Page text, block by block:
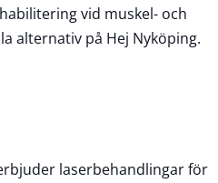
vid muskel- och
alternativ på Hej Nyköping.
laserbehandlingar för